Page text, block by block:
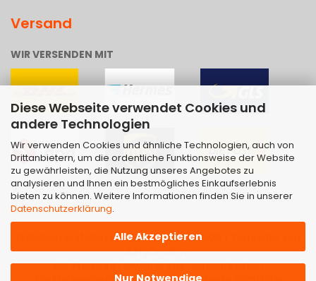
Diese Webseite verwendet Cookies und
andere Technologien
Wir verwenden Cookies und ähnliche Technologien, auch von
Drittanbietern, um die ordentliche Funktionsweise der Website
zu gewährleisten, die Nutzung unseres Angebotes zu
analysieren und Ihnen ein bestmögliches Einkaufserlebnis
bieten zu können. Weitere Informationen finden Sie in unserer
Datenschutzerklärung.
Alle Akzeptieren
Nur Notwendige
Versand
WIR VERSENDEN MIT
mit Gambio.de © 2026 | Template von
JungCreative.
Alle Preise inkl. MwSt. & zzgl. Versandkosten